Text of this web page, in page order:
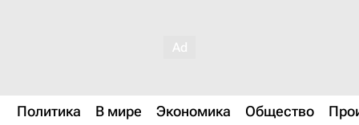
Политика В мире Экономика Общество